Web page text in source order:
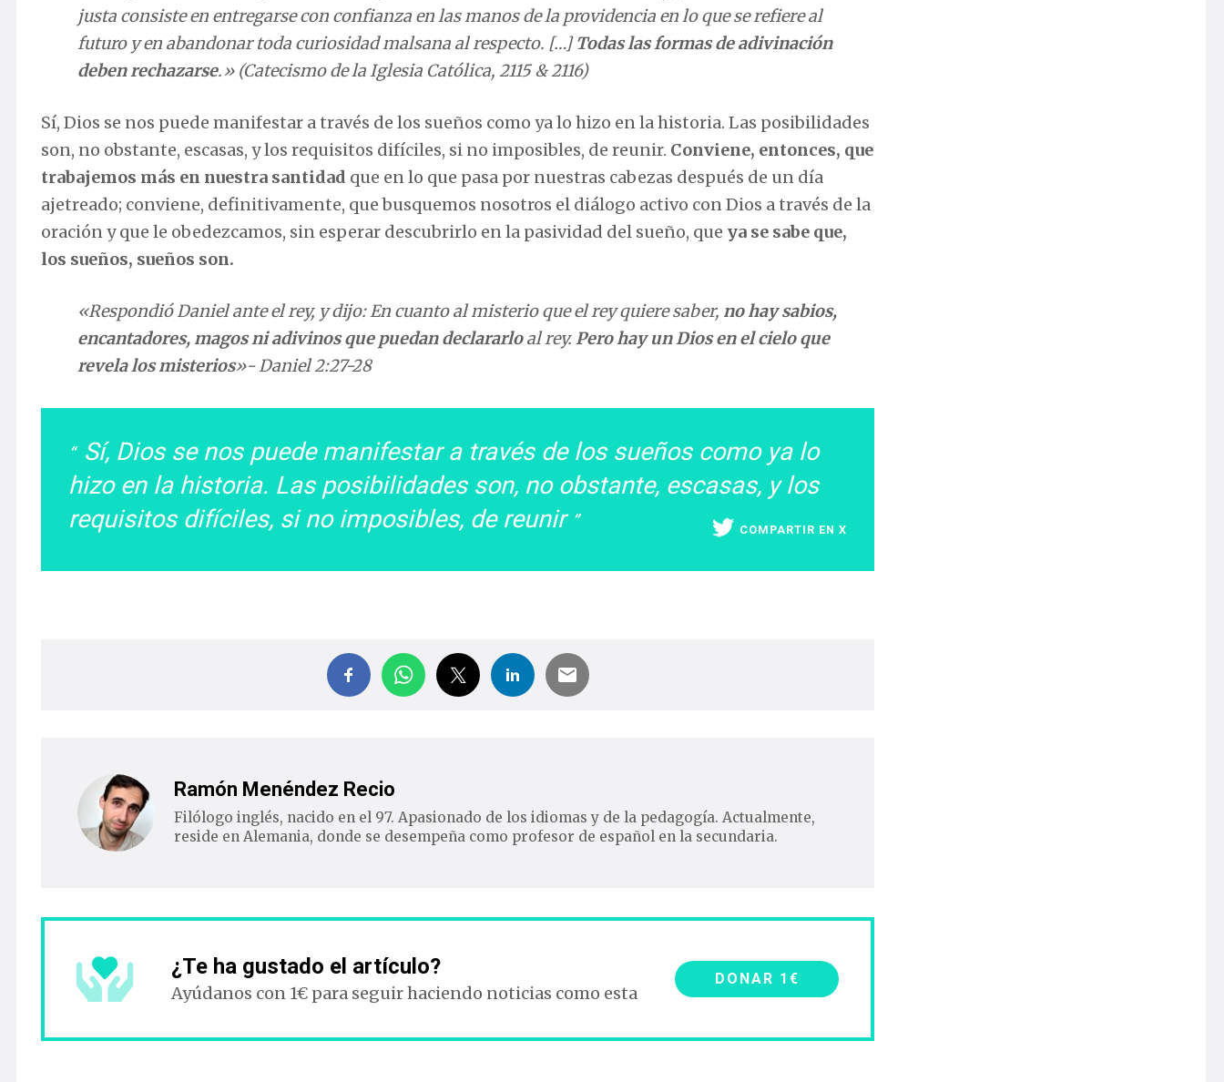
justa consiste en entregarse con confianza en las manos de la providencia en lo que se refiere al
futuro y en abandonar toda curiosidad malsana al respecto. […]Todas las formas de adivinación
deben rechazarse.» (Catecismo de la Iglesia Católica, 2115 & 2116)
Sí, Dios se nos puede manifestar a través de los sueños como ya lo hizo en la historia. Las posibilidades
son, no obstante, escasas, y los requisitos difíciles, si no imposibles, de reunir. Conviene, entonces, que
trabajemos más en nuestra santidad que en lo que pasa por nuestras cabezas después de un día
ajetreado; conviene, definitivamente, que busquemos nosotros el diálogo activo con Dios a través de la
oración y que le obedezcamos, sin esperar descubrirlo en la pasividad del sueño, que ya se sabe que,
los sueños, sueños son.
«Respondió Daniel ante el rey, y dijo: En cuanto al misterio que el rey quiere saber, no hay sabios,
encantadores, magos ni adivinos que puedan declararloal rey.Pero hay un Dios en el cielo que
revela los misterios»- Daniel 2:27-28
Sí, Dios se nos puede manifestar a través de los sueños como ya lo
hizo en la historia. Las posibilidades son, no obstante, escasas, y los
requisitos difíciles, si no imposibles, de reunir
COMPARTIR EN X
Ramón Menéndez Recio
Filólogo inglés, nacido en el 97. Apasionado de los idiomas y de la pedagogía. Actualmente,
reside en Alemania, donde se desempeña como profesor de español en la secundaria.
¿Te ha gustado el artículo?
Ayúdanos con 1€ para seguir haciendo noticias como esta
DONAR 1€